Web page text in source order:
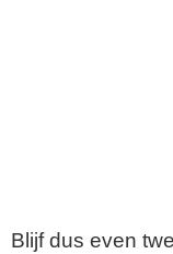
Blijf dus even